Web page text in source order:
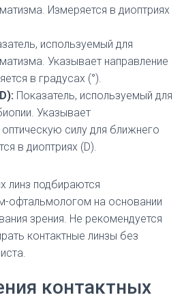
Измеряется в диоптриях
используемый для
Указывает направление
в градусах (°).
Показатель, используемый для
Указывает
силу для ближнего
в диоптриях (D).
линз подбираются
офтальмологом на основании
зрения. Не рекомендуется
контактные линзы без
контактных